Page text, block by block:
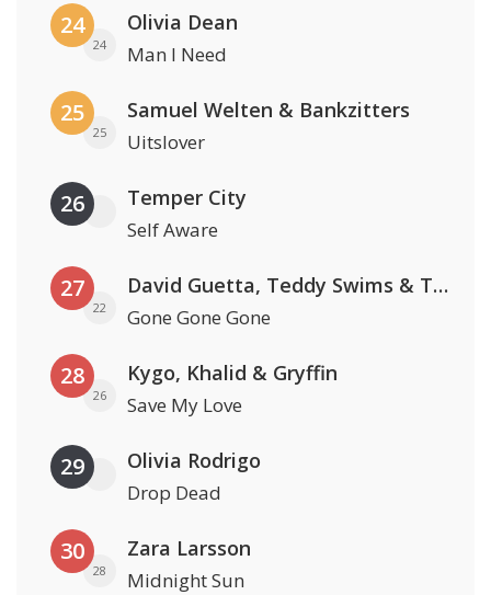
24
24
Olivia Dean
Man I Need
25
25
Samuel Welten & Bankzitters
Uitslover
26 Temper City
Self Aware
27
22
David Guetta, Teddy Swims & Tones And I
Gone Gone Gone
28
26
Kygo, Khalid & Gryffin
Save My Love
29 Olivia Rodrigo
Drop Dead
30
28
Zara Larsson
Midnight Sun